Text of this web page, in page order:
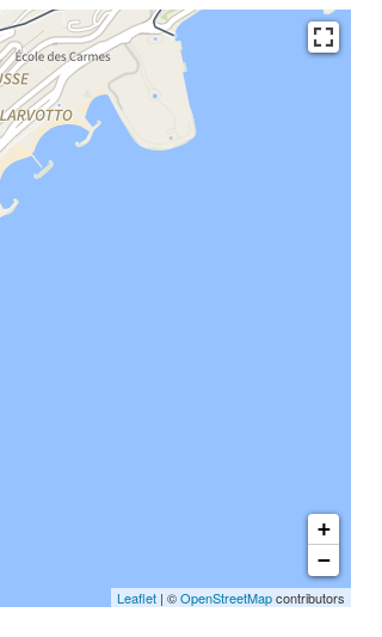
+
−
Leaflet | ©OpenStreetMapcontributors